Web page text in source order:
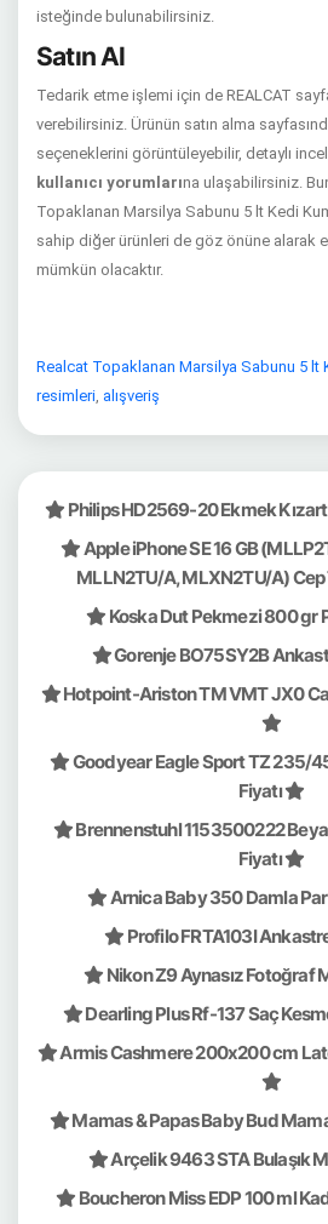
isteğinde bulunabilirsiniz.
Satın Al
Tedarik etme işlemi için de REALCAT
verebilirsiniz. Ürünün satın alma
seçeneklerini görüntüleyebilir, detaylı
kullanıcı yorumlarına ulaşabilirsiniz.
Topaklanan Marsilya Sabunu 5 lt Kedi
sahip diğer ürünleri de göz önüne alarak
mümkün olacaktır.
Realcat Topaklanan Marsilya Sabunu 5 lt
resimleri, alışveriş
Philips HD2569-20 Ekmek
Apple iPhone SE 16 GB
MLLN2TU/A, MLXN2TU/A) Cep
Koska Dut Pekmezi 800 gr
Gorenje BO75SY2B
Hotpoint-Ariston TM VMT JX0
Goodyear Eagle Sport TZ 235/
Fiyatı
Brennenstuhl 1153500222
Fiyatı
Arnica Baby 350 Damla
Profilo FRTA103I Ankastre
Nikon Z9 Aynasız Fotoğraf
Dearling Plus Rf-137 Saç
Armis Cashmere 200x200 cm
Mamas & Papas Baby Bud
Arçelik 9463 STA Bulaşık
Boucheron Miss EDP 100 ml